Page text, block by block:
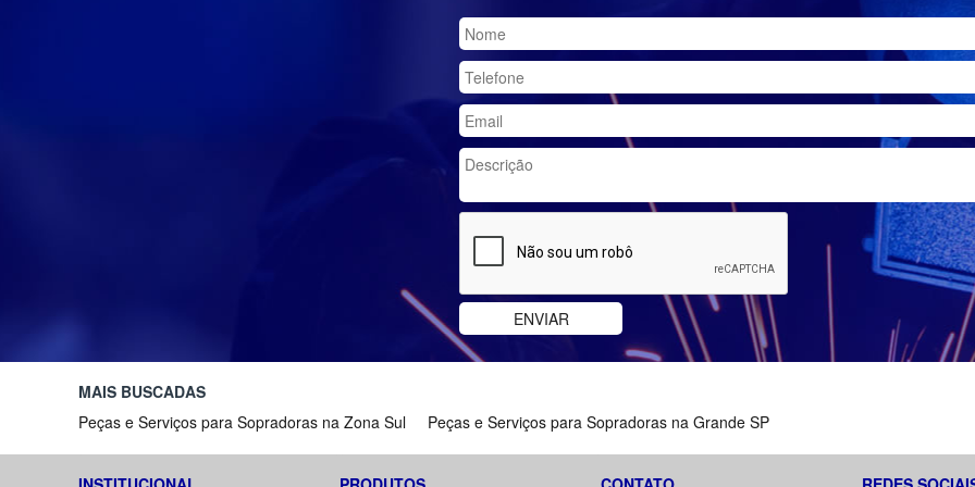
MAIS BUSCADAS
Peças e Serviços para Sopradoras na Zona Sul
Peças e Serviços para Sopradoras na Grande SP